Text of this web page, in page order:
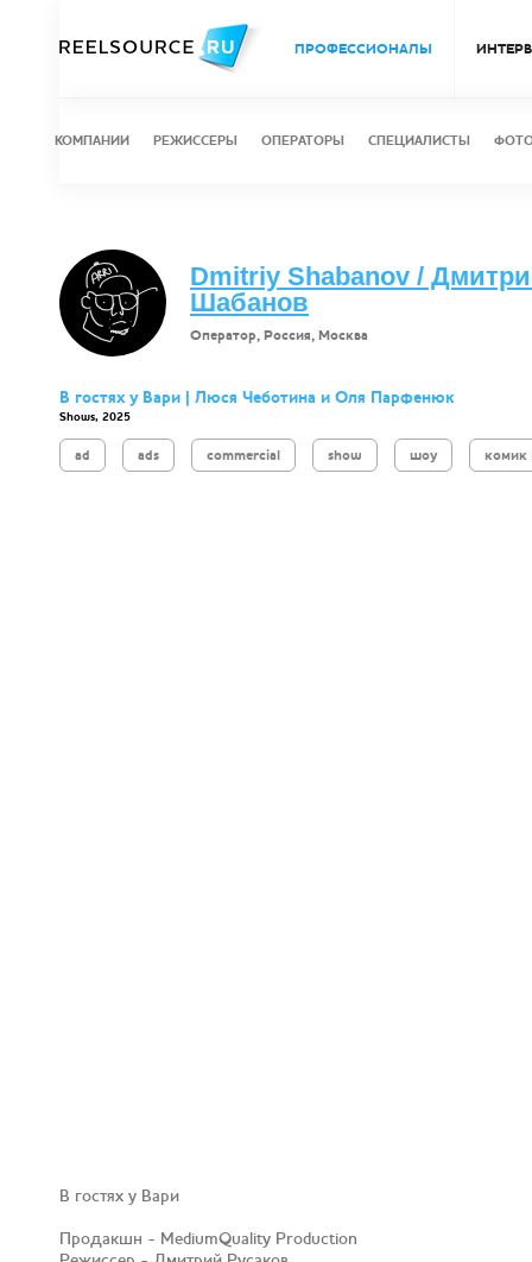
ПРОФЕССИОНАЛЫ
КОМПАНИИ РЕЖИССЕРЫ ОПЕРАТОРЫ СПЕЦИАЛИСТЫ
Dmitriy Shabanov /
Шабанов
Оператор, Россия, Москва
В гостях у Вари | Люся Чеботина и Оля Парфенюк
Shows, 2025
ad ads commercial show шоу комик
В гостях у Вари
Продакшн - MediumQuality Production